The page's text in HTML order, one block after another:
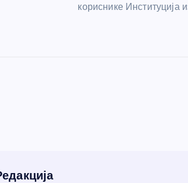
кориснике Институција